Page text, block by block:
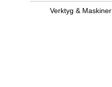
Verktyg & Maskiner